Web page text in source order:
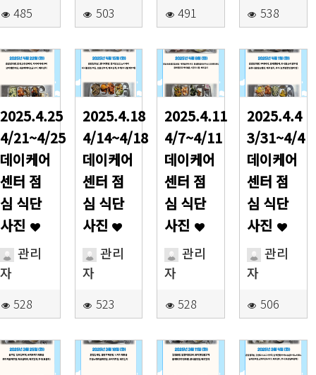
485 503 491 538
2025.4.25
4/21~4/25
데이케어
센터 점
심 식단
사진
관리
자
528
2025.4.18
4/14~4/18
데이케어
센터 점
심 식단
사진
관리
자
523
2025.4.11
4/7~4/11
데이케어
센터 점
심 식단
사진
관리
자
528
2025.4.4
3/31~4/4
데이케어
센터 점
심 식단
사진
관리
자
506